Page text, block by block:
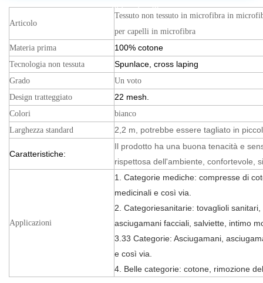
capelli in microfibra
Articolo
Tessuto non tessuto in microfibra in
per capelli in microfibra
Materia prima
100% cotone
Tecnologia non tessuta Spunlace, cross laping
Grado
Un voto
Design tratteggiato
22 mesh.
Colori
bianco
Larghezza standard
2,2 m, potrebbe essere tagliato in
Caratteristiche:
Il prodotto ha una buona tenacità e
rispettosa dell'ambiente, confortevole,
Applicazioni
1. Categorie mediche: compresse di
medicinali e così via.
2. Categoriesanitarie: tovaglioli
asciugamani facciali, salviette, intimo
3.33 Categorie: Asciugamani,
e così via.
4. Belle categorie: cotone, rimozione